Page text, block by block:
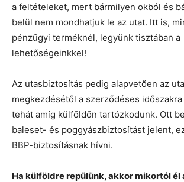
a feltételeket, mert bármilyen okból és
belül nem mondhatjuk le az utat. Itt is,
pénzügyi terméknél, legyünk tisztában a
lehetőségeinkkel!
Az utasbiztosítás pedig alapvetően az
megkezdésétől a szerződéses
tehát amíg külföldön tartózkodunk. Ott
baleset- és poggyászbiztosítást jelent,
BBP-biztosításnak hívni.
Ha külföldre repülünk, akkor mikortól